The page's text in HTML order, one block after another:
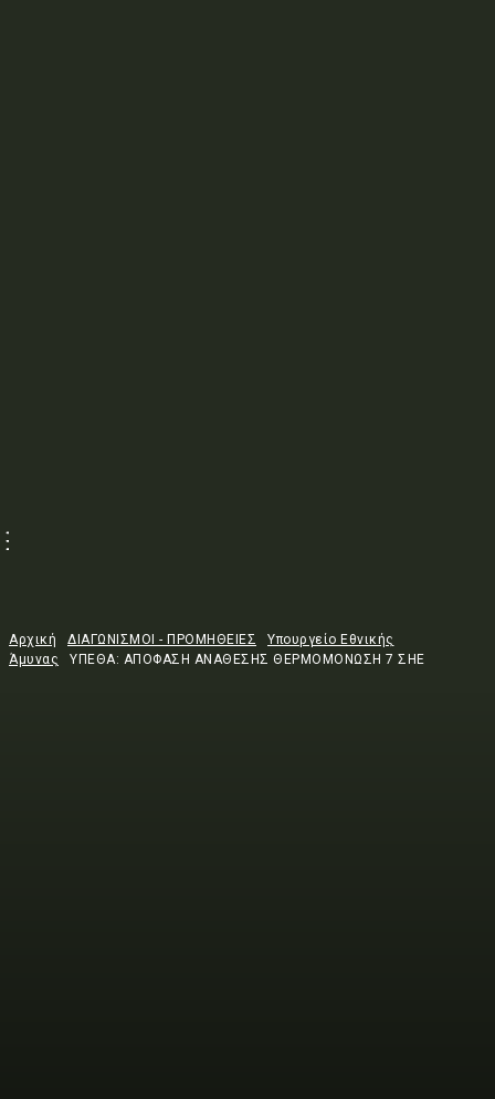
Αρχική ΔΙΑΓΩΝΙΣΜΟΙ - ΠΡΟΜΗΘΕΙΕΣ
Υπουργείο Εθνικής
Άμυνας
ΥΠΕΘΑ: ΑΠΟΦΑΣΗ ΑΝΑΘΕΣΗΣ ΘΕΡΜΟΜΟΝΩΣΗ 7 ΣΗΕ